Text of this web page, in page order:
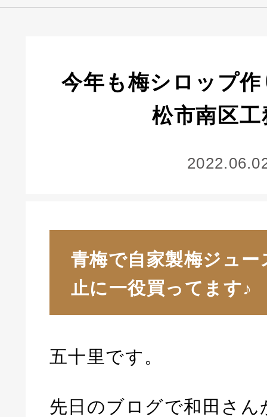
今年も梅シロップ
松市南区工
青梅で自家製梅ジュー
止に一役買ってます♪
五十里です。
先日のブログで和田さ